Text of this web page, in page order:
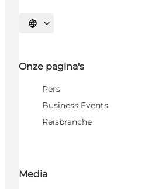
Selecteer taal
Onze pagina's
Pers
Business Events
Reisbranche
Media